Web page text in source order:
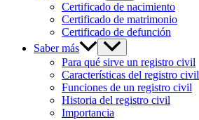
Certificado de nacimiento
Certificado de matrimonio
Certificado de defunción
Saber más
Para qué sirve un registro civil
Características del registro civil
Funciones de un registro civil
Historia del registro civil
Importancia